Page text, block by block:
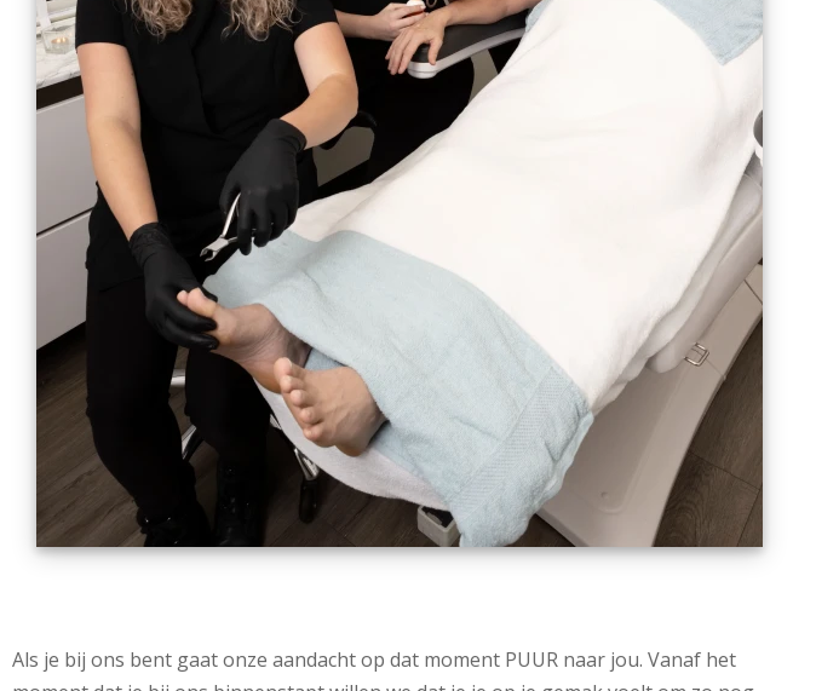
Als je bij ons bent gaat onze aandacht op dat moment PUUR naar jou. Vanaf het